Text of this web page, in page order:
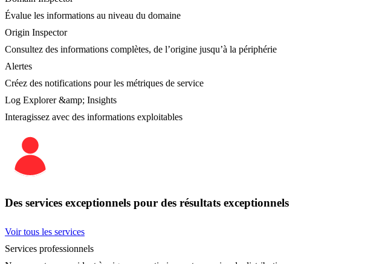
Évalue les informations au niveau du domaine
Origin Inspector
Consultez des informations complètes, de l’origine jusqu’à la périphérie
Alertes
Créez des notifications pour les métriques de service
Log Explorer &amp; Insights
Interagissez avec des informations exploitables
Des services exceptionnels pour des résultats exceptionnels
Voir tous les services
Services professionnels